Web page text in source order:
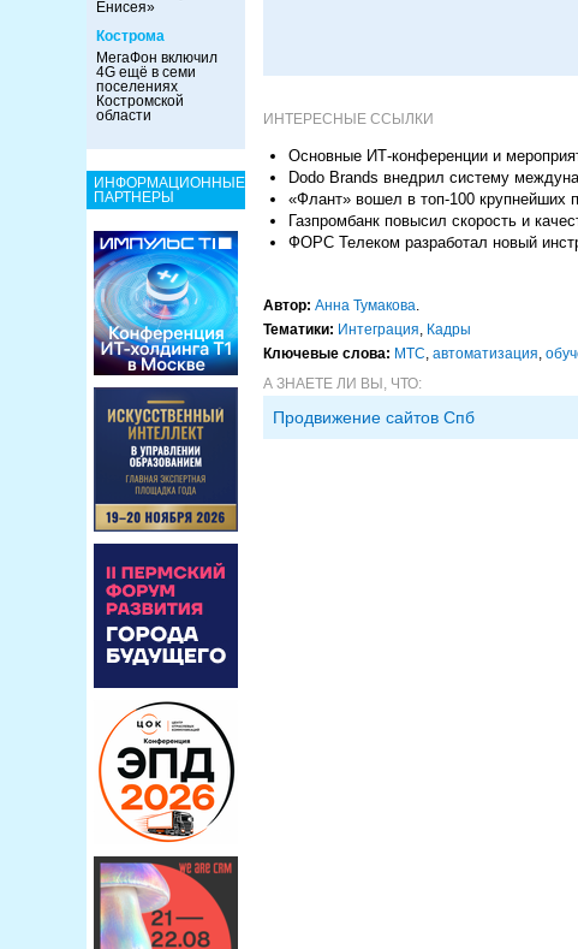
Енисея»
Кострома
МегаФон включил
4G ещё в семи
поселениях
Костромской
области
ИНФОРМАЦИОННЫЕ
ПАРТНЕРЫ
ИНТЕРЕСНЫЕ ССЫЛКИ
Основные ИТ-конференции и
Dodo Brands внедрил систему
«Флант» вошел в топ-100 крупнейших
Газпромбанк повысил скорость и
ФОРС Телеком разработал новый
Автор: Анна Тумакова.
Тематики: Интеграция, Кадры
Ключевые слова: МТС, автоматизация,
А ЗНАЕТЕ ЛИ ВЫ, ЧТО:
Продвижение сайтов Спб